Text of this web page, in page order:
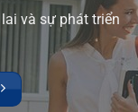
và sự phát triển